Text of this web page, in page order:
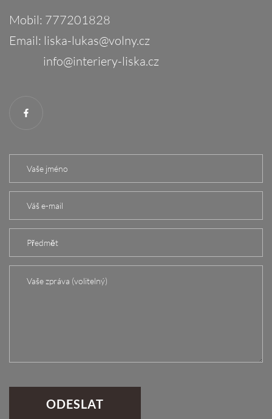
Mobil: 777201828
Email: liska-lukas@volny.cz
info@interiery-liska.cz